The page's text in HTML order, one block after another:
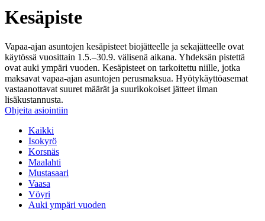
Kesäpiste
Vapaa-ajan asuntojen kesäpisteet biojätteelle ja sekajätteelle ovat
käytössä vuosittain 1.5.–30.9. välisenä aikana. Yhdeksän pistettä
ovat auki ympäri vuoden. Kesäpisteet on tarkoitettu niille, jotka
maksavat vapaa-ajan asuntojen perusmaksua. Hyötykäyttöasemat
vastaanottavat suuret määrät ja suurikokoiset jätteet ilman
lisäkustannusta.
Ohjeita asiointiin
Kaikki
Isokyrö
Korsnäs
Maalahti
Mustasaari
Vaasa
Vöyri
Auki ympäri vuoden